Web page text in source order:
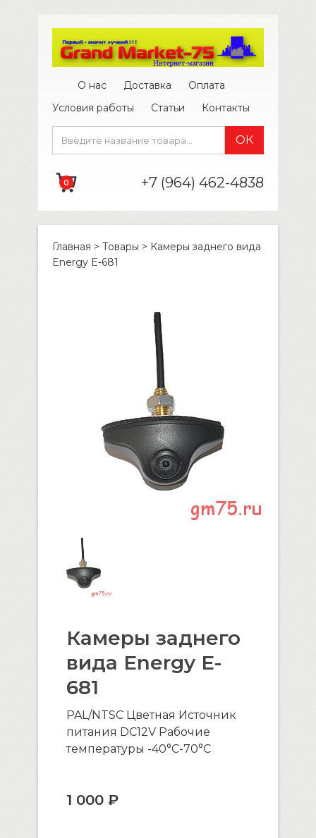
О нас Доставка
Оплата
Условия работы
Статьи Контакты
0 +7 (964) 462-4838
Главная > Товары > Камеры заднего вида
Energy E-681
Камеры заднего
вида Energy E-
681
PAL/NTSC Цветная Источник
питания DC12V Рабочие
температуры -40°С-70°С
1 000 ₽